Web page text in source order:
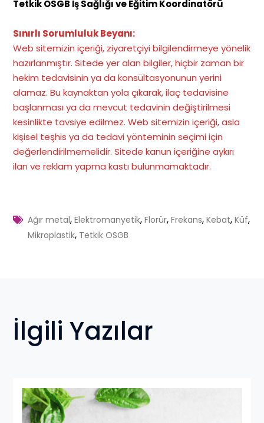
Tetkik OSGB İş Sağlığı ve Eğitim Koordinatörü
Sınırlı Sorumluluk Beyanı:
Web sitemizin içeriği, ziyaretçiyi bilgilendirmeye yönelik
hazırlanmıştır. Sitede yer alan bilgiler, hiçbir zaman bir
hekim tedavisinin ya da konsültasyonunun yerini
alamaz. Bu kaynaktan yola çıkarak, ilaç tedavisine
başlanması ya da mevcut tedavinin değiştirilmesi
kesinlikte tavsiye edilmez. Web sitemizin içeriği, asla
kişisel teşhis ya da tedavi yönteminin seçimi için
değerlendirilmemelidir. Sitede kanun içeriğine aykırı
ilan ve reklam yapma kastı bulunmamaktadır.
Ağır metal,Elektromanyetik,Florür,Frekans,Kebat,Küf,
Mikroplastik, Tetkik OSGB
İlgili Yazılar